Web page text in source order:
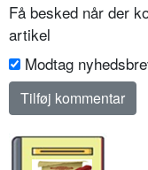
Få besked når der
artikel
Modtag